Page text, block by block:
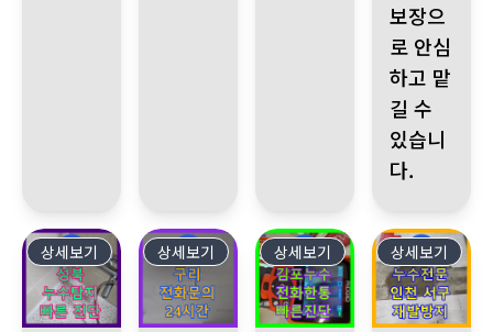
보장으
로 안심
하고 맡
길 수
있습니
다.
435
상세보기 434
상세보기 433
상세보기 432
상세보기